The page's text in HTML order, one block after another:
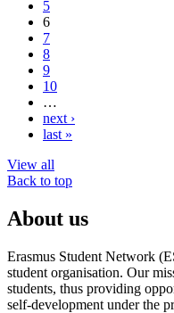
5
6
7
8
9
10
…
next ›
last »
View all
Back to top
About us
Erasmus Student Network
student organisation. Our
students, thus providing
self-development under the